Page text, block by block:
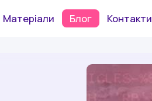
Матеріали Блог Контакти